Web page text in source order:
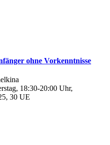
ohne Vorkenntnisse
18:30-20:00 Uhr,
30 UE